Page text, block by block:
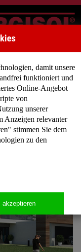
Chicago
damit unsere
funktioniert und
Online-Angebot
von
unserer
Anzeigen relevanter
stimmen Sie dem
zu den
akzeptieren